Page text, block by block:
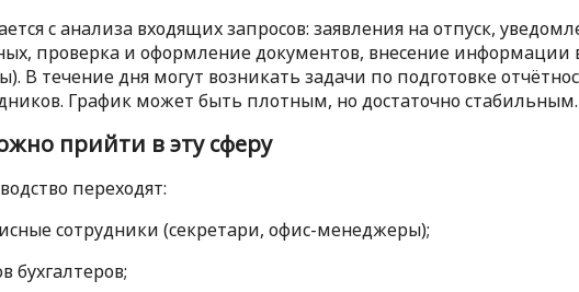
с анализа входящих запросов: заявления на отпуск,
проверка и оформление документов, внесение информации
В течение дня могут возникать задачи по подготовке
График может быть плотным, но достаточно стабильным.
прийти в эту сферу
переходят:
сотрудники (секретари, офис-менеджеры);
бухгалтеров;